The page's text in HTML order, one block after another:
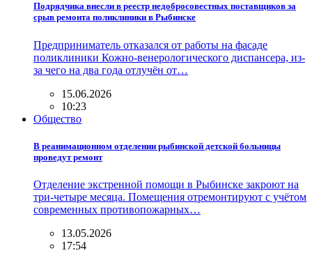
Подрядчика внесли в реестр недобросовестных поставщиков за
срыв ремонта поликлиники в Рыбинске
Предприниматель отказался от работы на фасаде
поликлиники Кожно-венерологического диспансера, из-
за чего на два года отлучён от…
15.06.2026
10:23
Общество
В реанимационном отделении рыбинской детской больницы
проведут ремонт
Отделение экстренной помощи в Рыбинске закроют на
три-четыре месяца. Помещения отремонтируют с учётом
современных противопожарных…
13.05.2026
17:54